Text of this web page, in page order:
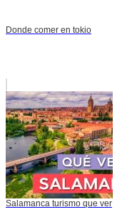
Donde comer en tokio
Salamanca turismo que ver